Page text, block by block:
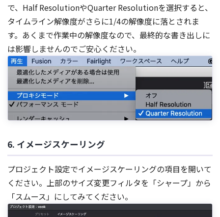
で、Half ResolutionやQuarter Resolutionを選択すると、
タイムライン解像度がさらに1/4の解像度に落とされま
す。あくまで作業中の解像度なので、最終的な書き出しに
は影響しませんのでご安心ください。
6. イメージスケーリング
プロジェクト設定でイメージスケーリングの項目を開いて
ください。上部のサイズ変更フィルタを「シャープ」から
「スムース」にしてみてください。